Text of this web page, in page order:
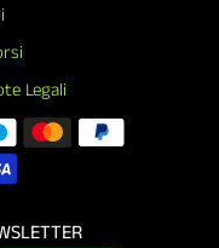
Legali